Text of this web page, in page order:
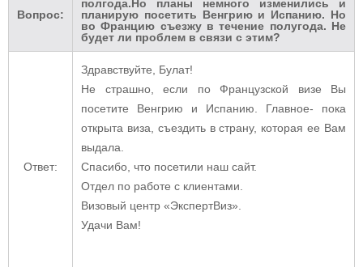
Вопрос:
полгода.Но планы немного изменились и
планирую посетить Венгрию и Испанию. Но
во Францию съезжу в течение полугода. Не
будет ли проблем в связи с этим?
Ответ:
Здравствуйте, Булат!
Не страшно, если по Французской визе Вы
посетите Венгрию и Испанию. Главное- пока
открыта виза, съездить в страну, которая ее Вам
выдала.
Спасибо, что посетили наш сайт.
Отдел по работе с клиентами.
Визовый центр «ЭкспертВиз».
Удачи Вам!